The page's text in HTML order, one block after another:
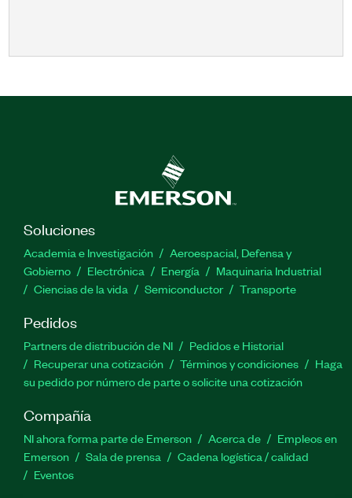
Soluciones
Academia e Investigación
Aeroespacial, Defensa y
Gobierno
Electrónica Energía
Maquinaria Industrial
Ciencias de la vida
Semiconductor Transporte
Pedidos
Partners de distribución de NI
Pedidos e Historial
Recuperar una cotización
Términos y condiciones
Haga
su pedido por número de parte o solicite una cotización
Compañía
NI ahora forma parte de Emerson Acerca de
Empleos en
Emerson
Sala de prensa
Cadena logística / calidad
Eventos